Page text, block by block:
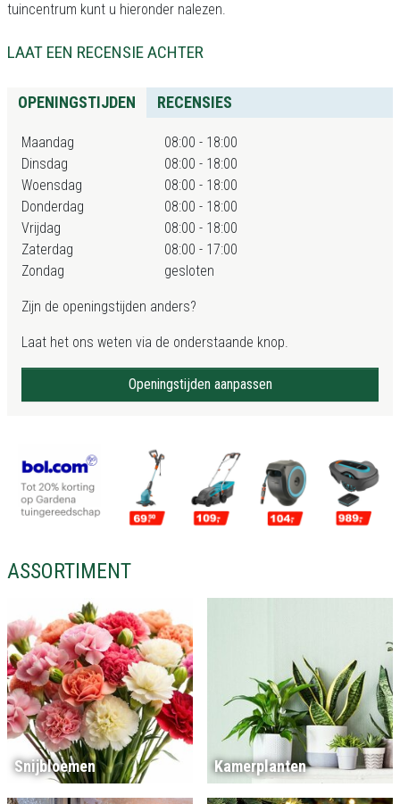
tuincentrum kunt u hieronder nalezen.
LAAT EEN RECENSIE ACHTER
OPENINGSTIJDEN RECENSIES
Maandag
08:00 - 18:00
Dinsdag
08:00 - 18:00
Woensdag
08:00 - 18:00
Donderdag
08:00 - 18:00
Vrijdag
08:00 - 18:00
Zaterdag
08:00 - 17:00
Zondag
gesloten
Zijn de openingstijden anders?
Laat het ons weten via de onderstaande knop.
Openingstijden aanpassen
ASSORTIMENT
Snijbloemen Kamerplanten